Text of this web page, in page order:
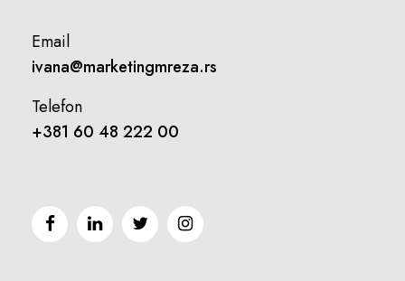
Email
ivana@marketingmreza.rs
Telefon
+381 60 48 222 00